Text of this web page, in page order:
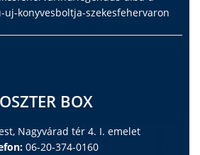
konyvesboltja-szekesfehervaron
BOX
Nagyvárad tér 4. I. emelet
06-20-374-0160